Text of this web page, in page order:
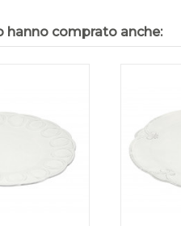
comprato anche: